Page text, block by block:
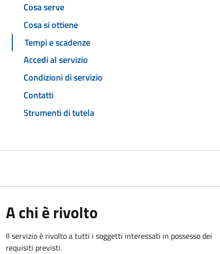
Cosa serve
Cosa si ottiene
Tempi e scadenze
Accedi al servizio
Condizioni di servizio
Contatti
Strumenti di tutela
A chi è rivolto
Il servizio è rivolto a tutti i soggetti interessati in possesso dei
requisiti previsti.